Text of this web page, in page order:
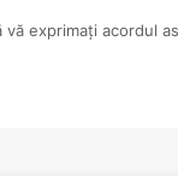
exprimați acordul